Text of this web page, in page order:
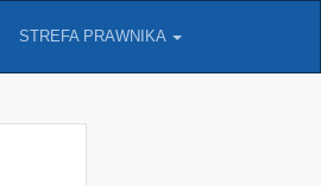
STREFA PRAWNIKA